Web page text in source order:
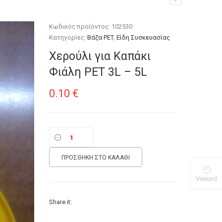
Κωδικός προϊόντος: 102530
Κατηγορίες:Βάζα PET,Είδη Συσκευασίας
Χερούλι για Καπάκι
Φιάλη PET 3L – 5L
0.10 €
ΠΡΟΣΘΉΚΗ ΣΤΟ ΚΑΛΆΘΙ
Share it:
Viewed